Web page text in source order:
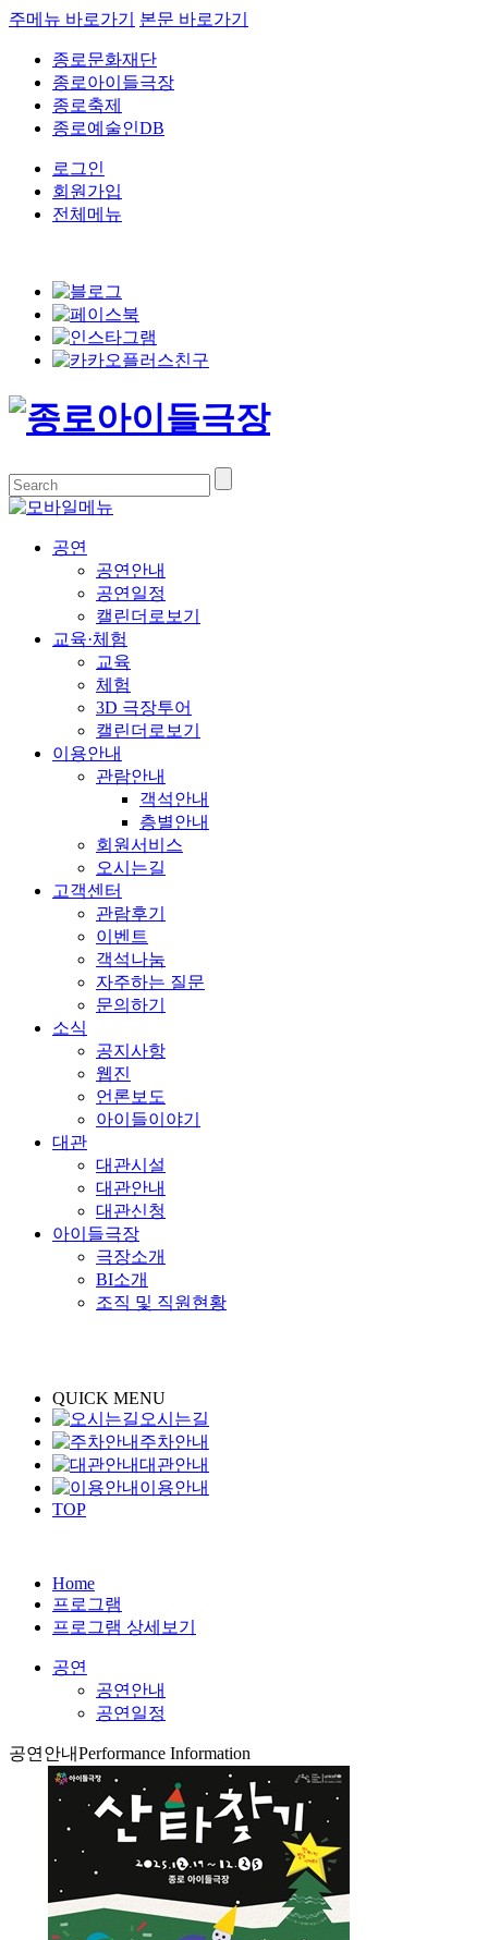
주메뉴 바로가기 본문 바로가기
종로문화재단
종로아이들극장
종로축제
종로예술인DB
로그인
회원가입
전체메뉴
공연
공연안내
공연일정
캘린더로보기
교육·체험
교육
체험
3D 극장투어
캘린더로보기
이용안내
관람안내
객석안내
층별안내
회원서비스
오시는길
고객센터
관람후기
이벤트
객석나눔
자주하는 질문
문의하기
소식
공지사항
웹진
언론보도
아이들이야기
대관
대관시설
대관안내
대관신청
아이들극장
극장소개
BI소개
조직 및 직원현황
QUICK MENU
오시는길
주차안내
대관안내
이용안내
TOP
Home
프로그램
프로그램 상세보기
공연
공연안내
공연일정
공연안내Performance Information